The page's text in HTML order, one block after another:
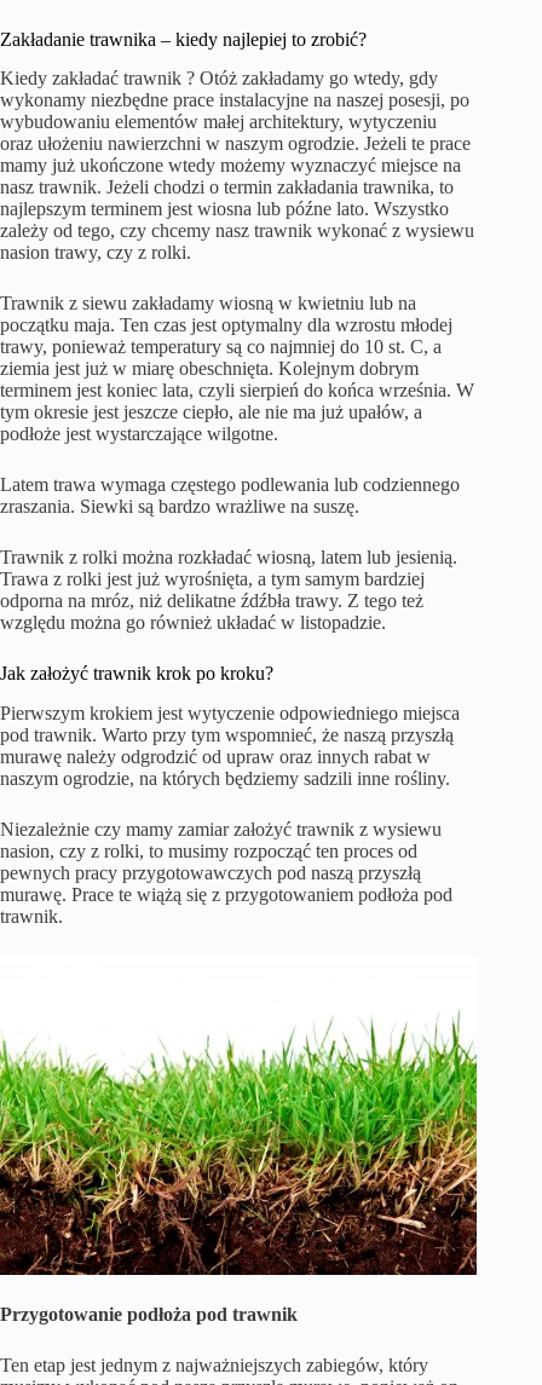
Zakładanie trawnika – kiedy najlepiej to zrobić?
Kiedy zakładać trawnik ? Otóż zakładamy go wtedy, gdy
wykonamy niezbędne prace instalacyjne na naszej posesji, po
wybudowaniu elementów małej architektury, wytyczeniu
oraz ułożeniu nawierzchni w naszym ogrodzie. Jeżeli te prace
mamy już ukończone wtedy możemy wyznaczyć miejsce na
nasz trawnik. Jeżeli chodzi o termin zakładania trawnika, to
najlepszym terminem jest wiosna lub późne lato. Wszystko
zależy od tego, czy chcemy nasz trawnik wykonać z wysiewu
nasion trawy, czy z rolki.
Trawnik z siewu zakładamy wiosną w kwietniu lub na
początku maja. Ten czas jest optymalny dla wzrostu młodej
trawy, ponieważ temperatury są co najmniej do 10 st. C, a
ziemia jest już w miarę obeschnięta. Kolejnym dobrym
terminem jest koniec lata, czyli sierpień do końca września. W
tym okresie jest jeszcze ciepło, ale nie ma już upałów, a
podłoże jest wystarczające wilgotne.
Latem trawa wymaga częstego podlewania lub codziennego
zraszania. Siewki są bardzo wrażliwe na suszę.
Trawnik z rolki można rozkładać wiosną, latem lub jesienią.
Trawa z rolki jest już wyrośnięta, a tym samym bardziej
odporna na mróz, niż delikatne źdźbła trawy. Z tego też
względu można go również układać w listopadzie.
Jak założyć trawnik krok po kroku?
Pierwszym krokiem jest wytyczenie odpowiedniego miejsca
pod trawnik. Warto przy tym wspomnieć, że naszą przyszłą
murawę należy odgrodzić od upraw oraz innych rabat w
naszym ogrodzie, na których będziemy sadzili inne rośliny.
Niezależnie czy mamy zamiar założyć trawnik z wysiewu
nasion, czy z rolki, to musimy rozpocząć ten proces od
pewnych pracy przygotowawczych pod naszą przyszłą
murawę. Prace te wiążą się z przygotowaniem podłoża pod
trawnik.
Przygotowanie podłoża pod trawnik
Ten etap jest jednym z najważniejszych zabiegów, który